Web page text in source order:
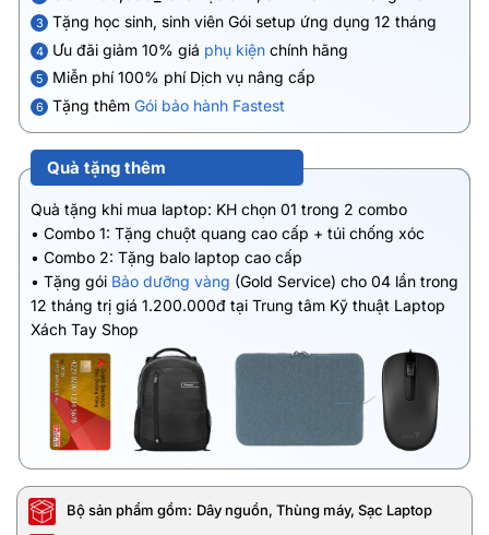
3 Tặng học sinh, sinh viên Gói setup ứng dụng 12 tháng
4 Ưu đãi giảm 10% giá phụ kiện chính hãng
5 Miễn phí 100% phí Dịch vụ nâng cấp
6 Tặng thêm Gói bảo hành Fastest
Quà tặng thêm
Quà tặng khi mua laptop: KH chọn 01 trong 2 combo
• Combo 1: Tặng chuột quang cao cấp + túi chống xóc
• Combo 2: Tặng balo laptop cao cấp
• Tặng gói Bảo dưỡng vàng (Gold Service) cho 04 lần trong
12 tháng trị giá 1.200.000đ tại Trung tâm Kỹ thuật Laptop
Xách Tay Shop
Bộ sản phẩm gồm: Dây nguồn, Thùng máy, Sạc Laptop